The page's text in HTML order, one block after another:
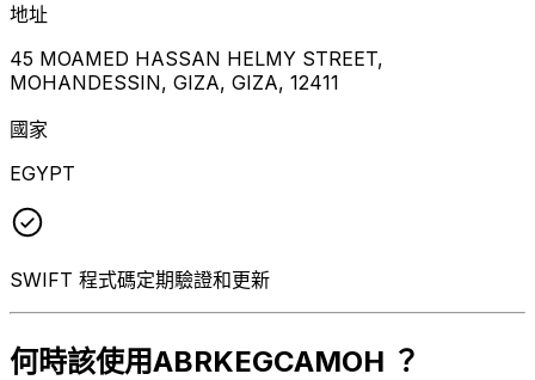
地址
45 MOAMED HASSAN HELMY STREET,
MOHANDESSIN, GIZA, GIZA, 12411
國家
EGYPT
SWIFT 程式碼定期驗證和更新
何時該使用ABRKEGCAMOH ？